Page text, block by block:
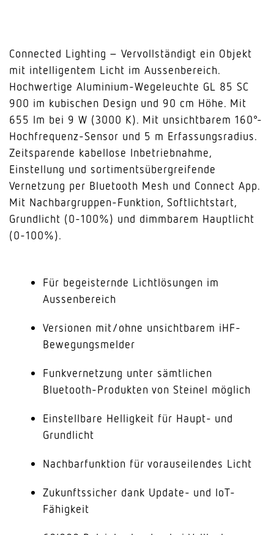
Connected Lighting – Vervollständigt ein Objekt
mit intelligentem Licht im Aussenbereich.
Hochwertige Aluminium-Wegeleuchte GL 85 SC
900 im kubischen Design und 90 cm Höhe. Mit
655 lm bei 9 W (3000 K). Mit unsichtbarem 160°-
Hochfrequenz-Sensor und 5 m Erfassungsradius.
Zeitsparende kabellose Inbetriebnahme,
Einstellung und sortimentsübergreifende
Vernetzung per Bluetooth Mesh und Connect App.
Mit Nachbargruppen-Funktion, Softlichtstart,
Grundlicht (0-100%) und dimmbarem Hauptlicht
(0-100%).
Für begeisternde Lichtlösungen im
Aussenbereich
Versionen mit/ohne unsichtbarem iHF-
Bewegungsmelder
Funkvernetzung unter sämtlichen
Bluetooth-Produkten von Steinel möglich
Einstellbare Helligkeit für Haupt- und
Grundlicht
Nachbarfunktion für vorauseilendes Licht
Zukunftssicher dank Update- und IoT-
Fähigkeit